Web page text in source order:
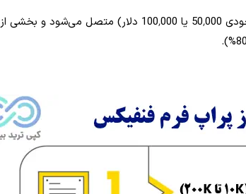
پس از قبولی، تریدر به یک حساب واقعی (مثلاً با موجودی 50٬000 یا 100٬000 دلار) متصل می‌شود و بخشی از